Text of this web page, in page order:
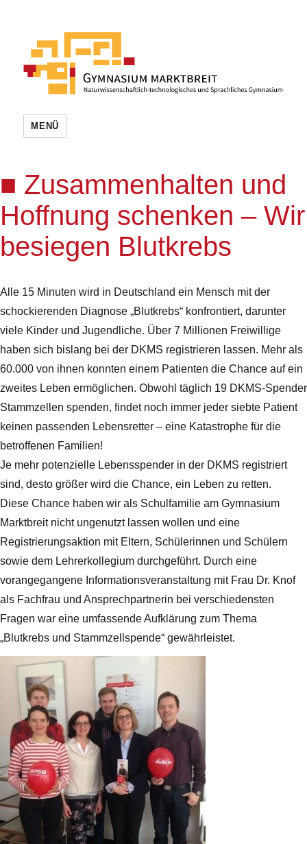
MENÜ
Zusammenhalten und
Hoffnung schenken – Wir
besiegen Blutkrebs
Alle 15 Minuten wird in Deutschland ein Mensch mit der
schockierenden Diagnose „Blutkrebs“ konfrontiert, darunter
viele Kinder und Jugendliche. Über 7 Millionen Freiwillige
haben sich bislang bei der DKMS registrieren lassen. Mehr als
60.000 von ihnen konnten einem Patienten die Chance auf ein
zweites Leben ermöglichen. Obwohl täglich 19 DKMS-Spender
Stammzellen spenden, findet noch immer jeder siebte Patient
keinen passenden Lebensretter – eine Katastrophe für die
betroffenen Familien!
Je mehr potenzielle Lebensspender in der DKMS registriert
sind, desto größer wird die Chance, ein Leben zu retten.
Diese Chance haben wir als Schulfamilie am Gymnasium
Marktbreit nicht ungenutzt lassen wollen und eine
Registrierungsaktion mit Eltern, Schülerinnen und Schülern
sowie dem Lehrerkollegium durchgeführt. Durch eine
vorangegangene Informationsveranstaltung mit Frau Dr. Knof
als Fachfrau und Ansprechpartnerin bei verschiedensten
Fragen war eine umfassende Aufklärung zum Thema
„Blutkrebs und Stammzellspende“ gewährleistet.